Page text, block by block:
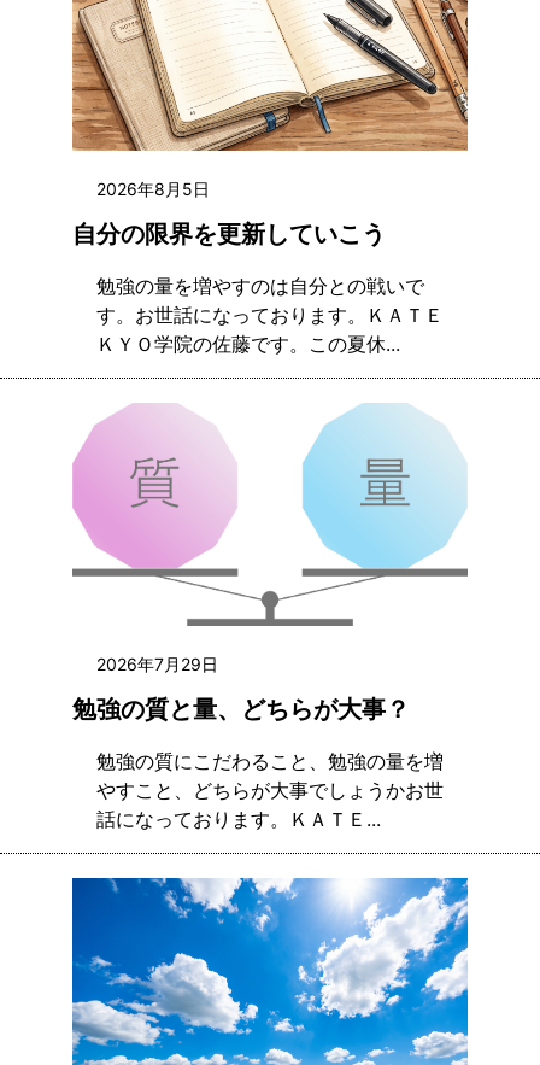
2026年8月5日
自分の限界を更新していこう
勉強の量を増やすのは自分との戦いで
す。お世話になっております。ＫＡＴＥ
ＫＹＯ学院の佐藤です。この夏休...
2026年7月29日
勉強の質と量、どちらが大事？
勉強の質にこだわること、勉強の量を増
やすこと、どちらが大事でしょうかお世
話になっております。ＫＡＴＥ...